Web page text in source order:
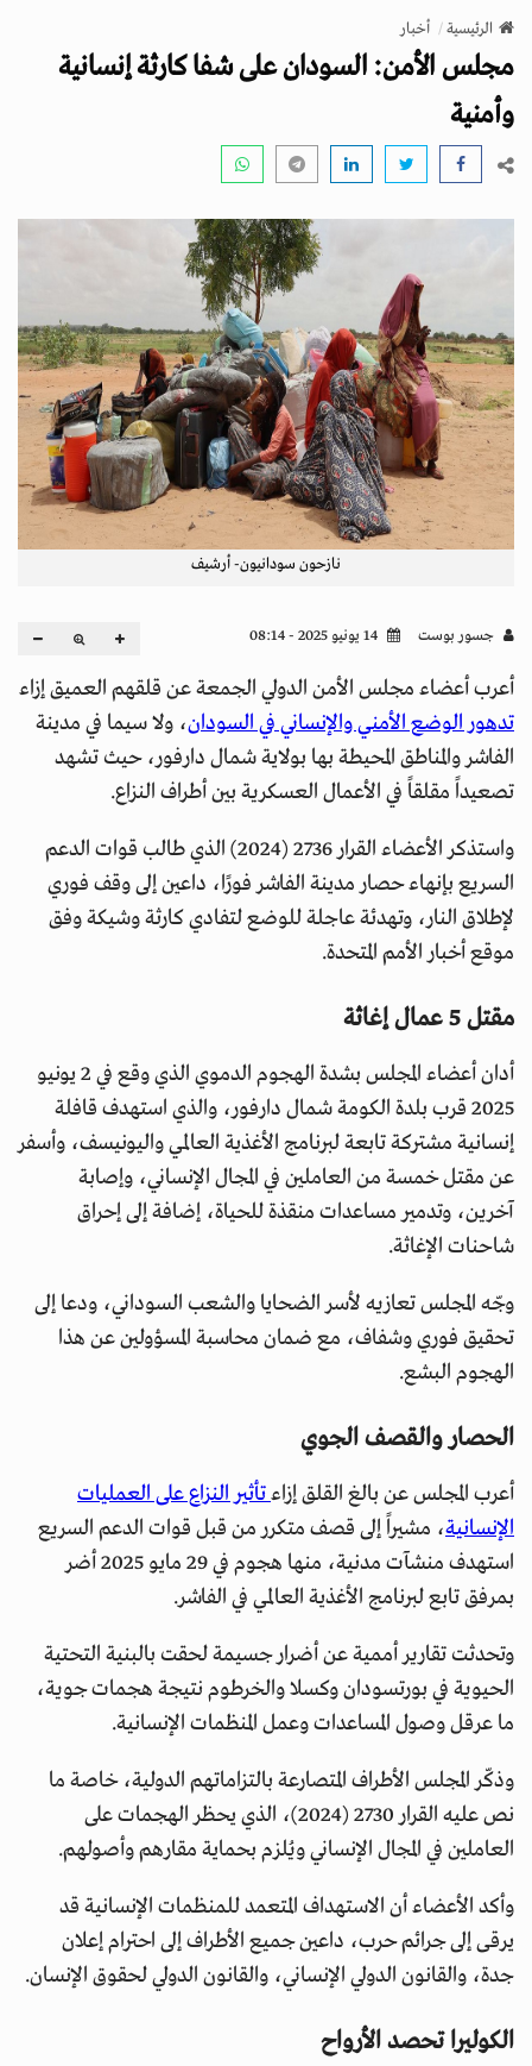
v
g
a
n
الرئيسية أخبار
مجلس الأمن: السودان على شفا كارثة إنسانية
وأمنية
نازحون سودانيون- أرشيف
جسور بوست
أعرب أعضاء مجلس الأمن الدولي الجمعة عن قلقهم العميق إزاء
تدهور الوضع الأمني والإنساني في السودان، ولا سيما في مدينة
الفاشر والمناطق المحيطة بها بولاية شمال دارفور، حيث تشهد
تصعيداً مقلقاً في الأعمال العسكرية بين أطراف النزاع.
واستذكر الأعضاء القرار 2736 (2024) الذي طالب قوات الدعم
السريع بإنهاء حصار مدينة الفاشر فورًا، داعين إلى وقف فوري
لإطلاق النار، وتهدئة عاجلة للوضع لتفادي كارثة وشيكة وفق
موقع أخبار الأمم المتحدة.
مقتل 5 عمال إغاثة
أدان أعضاء المجلس بشدة الهجوم الدموي الذي وقع في 2 يونيو
2025 قرب بلدة الكومة شمال دارفور، والذي استهدف قافلة
إنسانية مشتركة تابعة لبرنامج الأغذية العالمي واليونيسف، وأسفر
عن مقتل خمسة من العاملين في المجال الإنساني، وإصابة
آخرين، وتدمير مساعدات منقذة للحياة، إضافة إلى إحراق
شاحنات الإغاثة.
وجّه المجلس تعازيه لأسر الضحايا والشعب السوداني، ودعا إلى
تحقيق فوري وشفاف، مع ضمان محاسبة المسؤولين عن هذا
الهجوم البشع.
الحصار والقصف الجوي
أعرب المجلس عن بالغ القلق إزاءتأثير النزاع على العمليات
الإنسانية، مشيراً إلى قصف متكرر من قبل قوات الدعم السريع
استهدف منشآت مدنية، منها هجوم في 29 مايو 2025 أضر
بمرفق تابع لبرنامج الأغذية العالمي في الفاشر.
وتحدثت تقارير أممية عن أضرار جسيمة لحقت بالبنية التحتية
الحيوية في بورتسودان وكسلا والخرطوم نتيجة هجمات جوية،
ما عرقل وصول المساعدات وعمل المنظمات الإنسانية.
وذكّر المجلس الأطراف المتصارعة بالتزاماتهم الدولية، خاصة ما
نص عليه القرار 2730 (2024)، الذي يحظر الهجمات على
العاملين في المجال الإنساني ويُلزم بحماية مقارهم وأصولهم.
وأكد الأعضاء أن الاستهداف المتعمد للمنظمات الإنسانية قد
يرقى إلى جرائم حرب، داعين جميع الأطراف إلى احترام إعلان
جدة، والقانون الدولي الإنساني، والقانون الدولي لحقوق الإنسان.
الكوليرا تحصد الأرواح